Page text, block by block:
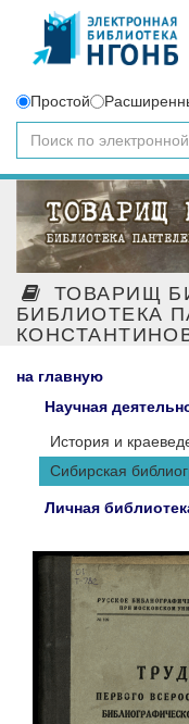
Простой
ТОВАРИЩ
БИБЛИОТЕКА
на главную
Научная
История и
Сибирская
Личная